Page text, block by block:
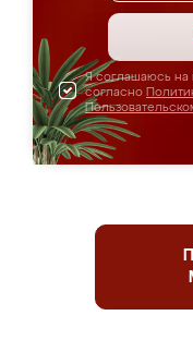
Я соглашаюсь на
согласно